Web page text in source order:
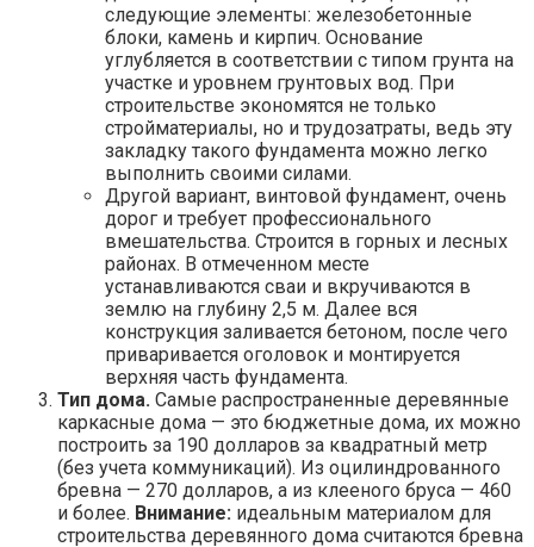
следующие элементы: железобетонные
блоки, камень и кирпич. Основание
углубляется в соответствии с типом грунта на
участке и уровнем грунтовых вод. При
строительстве экономятся не только
стройматериалы, но и трудозатраты, ведь эту
закладку такого фундамента можно легко
выполнить своими силами.
Другой вариант, винтовой фундамент, очень
дорог и требует профессионального
вмешательства. Строится в горных и лесных
районах. В отмеченном месте
устанавливаются сваи и вкручиваются в
землю на глубину 2,5 м. Далее вся
конструкция заливается бетоном, после чего
приваривается оголовок и монтируется
верхняя часть фундамента.
Тип дома. Самые распространенные деревянные
каркасные дома — это бюджетные дома, их можно
построить за 190 долларов за квадратный метр
(без учета коммуникаций). Из оцилиндрованного
бревна — 270 долларов, а из клееного бруса — 460
и более. Внимание: идеальным материалом для
строительства деревянного дома считаются бревна